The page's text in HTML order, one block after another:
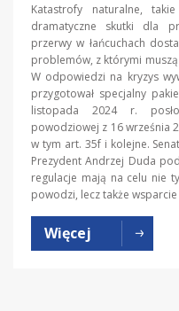
Katastrofy naturalne,
dramatyczne skutki dla
przerwy w łańcuchach
problemów, z którymi
W odpowiedzi na kryzys
przygotował specjalny
listopada 2024 r.
powodziowej z 16 września
w tym art. 35f i kolejne.
Prezydent Andrzej Duda
regulacje mają na celu nie
powodzi, lecz także
Więcej